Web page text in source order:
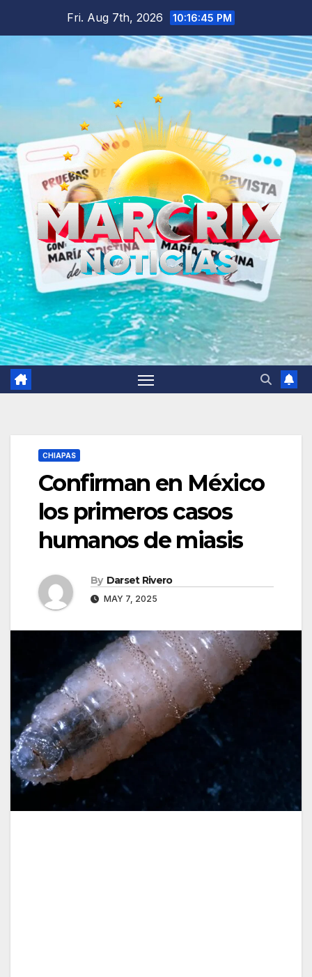
Fri. Aug 7th, 2026 10:16:47 PM
CHIAPAS
Confirman en México
los primeros casos
humanos de miasis
By Darset Rivero
MAY 7, 2025